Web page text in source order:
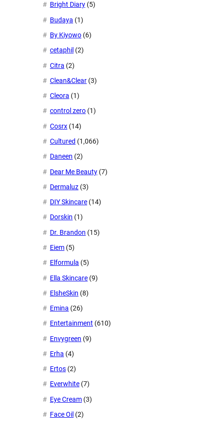
Bright Diary (5)
Budaya (1)
By Kiyowo (6)
cetaphil (2)
Citra (2)
Clean&Clear (3)
Cleora (1)
control zero (1)
Cosrx (14)
Cultured (1,066)
Daneen (2)
Dear Me Beauty (7)
Dermaluz (3)
DIY Skincare (14)
Dorskin (1)
Dr. Brandon (15)
Eiem (5)
Elformula (5)
Ella Skincare (9)
ElsheSkin (8)
Emina (26)
Entertainment (610)
Envygreen (9)
Erha (4)
Ertos (2)
Everwhite (7)
Eye Cream (3)
Face Oil (2)